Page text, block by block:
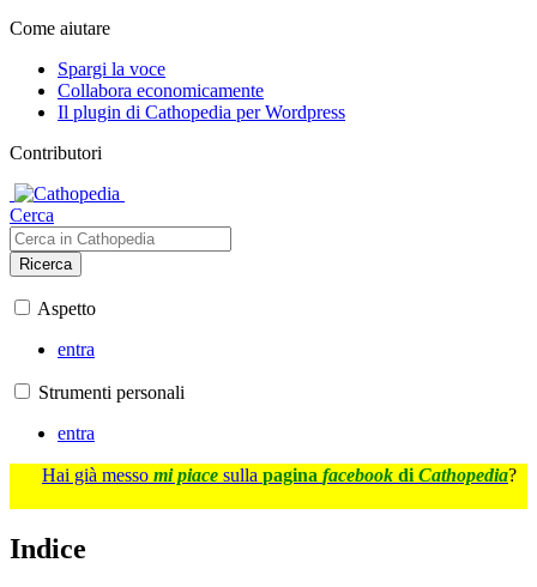
Come aiutare
Spargi la voce
Collabora economicamente
Il plugin di Cathopedia per Wordpress
Contributori
Cerca
Ricerca
Aspetto
entra
Strumenti personali
entra
Hai già messo mi piace sulla pagina facebook di Cathopedia?
Indice